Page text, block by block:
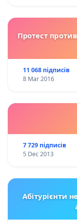
Протест
11 068 підписів
8 Mar 2016
7 729 підписів
5 Dec 2013
Абітурієнти